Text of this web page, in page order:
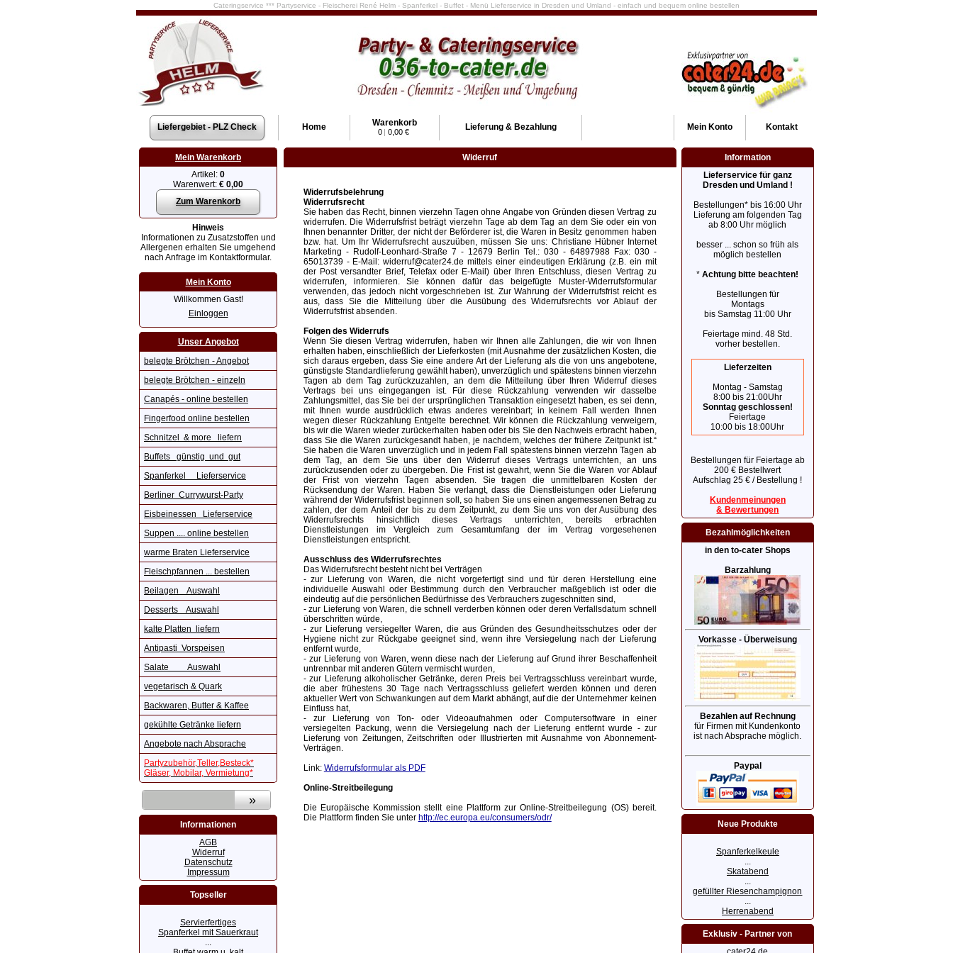
Cateringservice *** Partyservice - Fleischerei René Helm - Spanferkel - Buffet - Menü Lieferservice in Dresden und Umland - einfach und bequem online bestellen
Liefergebiet - PLZ Check Home Warenkorb
0 | 0,00 € Lieferung & Bezahlung Kontakt
Mein Konto
Mein Warenkorb
Artikel: 0
Warenwert: € 0,00
Zum Warenkorb
Hinweis
Informationen zu Zusatzstoffen und
Allergenen erhalten Sie umgehend
nach Anfrage im Kontaktformular.
Mein Konto
Willkommen Gast!
Einloggen
Unser Angebot
belegte Brötchen - Angebot
belegte Brötchen - einzeln
Canapés - online bestellen
Fingerfood online bestellen
Schnitzel & more liefern
Buffets günstig und gut
Spanferkel Lieferservice
Berliner Currywurst-Party
Eisbeinessen Lieferservice
Suppen .... online bestellen
warme Braten Lieferservice
Fleischpfannen ... bestellen
Beilagen Auswahl
Desserts Auswahl
kalte Platten liefern
Antipasti Vorspeisen
Salate Auswahl
vegetarisch & Quark
Backwaren, Butter & Kaffee
gekühlte Getränke liefern
Angebote nach Absprache
Partyzubehör,Teller,Besteck*
Gläser, Mobilar, Vermietung*
Informationen
AGB
Widerruf
Datenschutz
Impressum
Topseller
Servierfertiges
Spanferkel mit Sauerkraut
...
Widerruf
Widerrufsbelehrung
Widerrufsrecht
Sie haben das Recht, binnen vierzehn Tagen ohne Angabe von Gründen diesen Vertrag zu
widerrufen. Die Widerrufsfrist beträgt vierzehn Tage ab dem Tag an dem Sie oder ein von
Ihnen benannter Dritter, der nicht der Beförderer ist, die Waren in Besitz genommen haben
bzw. hat. Um Ihr Widerrufsrecht auszuüben, müssen Sie uns: Christiane Hübner Internet
Marketing - Rudolf-Leonhard-Straße 7 - 12679 Berlin Tel.: 030 - 64897988 Fax: 030 -
65013739 - E-Mail: widerruf@cater24.de mittels einer eindeutigen Erklärung (z.B. ein mit
der Post versandter Brief, Telefax oder E-Mail) über Ihren Entschluss, diesen Vertrag zu
widerrufen, informieren. Sie können dafür das beigefügte Muster-Widerrufsformular
verwenden, das jedoch nicht vorgeschrieben ist. Zur Wahrung der Widerrufsfrist reicht es
aus, dass Sie die Mitteilung über die Ausübung des Widerrufsrechts vor Ablauf der
Widerrufsfrist absenden.
Folgen des Widerrufs
Wenn Sie diesen Vertrag widerrufen, haben wir Ihnen alle Zahlungen, die wir von Ihnen
erhalten haben, einschließlich der Lieferkosten (mit Ausnahme der zusätzlichen Kosten, die
sich daraus ergeben, dass Sie eine andere Art der Lieferung als die von uns angebotene,
günstigste Standardlieferung gewählt haben), unverzüglich und spätestens binnen vierzehn
Tagen ab dem Tag zurückzuzahlen, an dem die Mitteilung über Ihren Widerruf dieses
Vertrags bei uns eingegangen ist. Für diese Rückzahlung verwenden wir dasselbe
Zahlungsmittel, das Sie bei der ursprünglichen Transaktion eingesetzt haben, es sei denn,
mit Ihnen wurde ausdrücklich etwas anderes vereinbart; in keinem Fall werden Ihnen
wegen dieser Rückzahlung Entgelte berechnet. Wir können die Rückzahlung verweigern,
bis wir die Waren wieder zurückerhalten haben oder bis Sie den Nachweis erbracht haben,
dass Sie die Waren zurückgesandt haben, je nachdem, welches der frühere Zeitpunkt ist.“
Sie haben die Waren unverzüglich und in jedem Fall spätestens binnen vierzehn Tagen ab
dem Tag, an dem Sie uns über den Widerruf dieses Vertrags unterrichten, an uns
zurückzusenden oder zu übergeben. Die Frist ist gewahrt, wenn Sie die Waren vor Ablauf
der Frist von vierzehn Tagen absenden. Sie tragen die unmittelbaren Kosten der
Rücksendung der Waren. Haben Sie verlangt, dass die Dienstleistungen oder Lieferung
während der Widerrufsfrist beginnen soll, so haben Sie uns einen angemessenen Betrag zu
zahlen, der dem Anteil der bis zu dem Zeitpunkt, zu dem Sie uns von der Ausübung des
Widerrufsrechts hinsichtlich dieses Vertrags unterrichten, bereits erbrachten
Dienstleistungen im Vergleich zum Gesamtumfang der im Vertrag vorgesehenen
Dienstleistungen entspricht.
Ausschluss des Widerrufsrechtes
Das Widerrufsrecht besteht nicht bei Verträgen
- zur Lieferung von Waren, die nicht vorgefertigt sind und für deren Herstellung eine
individuelle Auswahl oder Bestimmung durch den Verbraucher maßgeblich ist oder die
eindeutig auf die persönlichen Bedürfnisse des Verbrauchers zugeschnitten sind,
- zur Lieferung von Waren, die schnell verderben können oder deren Verfallsdatum schnell
überschritten würde,
- zur Lieferung versiegelter Waren, die aus Gründen des Gesundheitsschutzes oder der
Hygiene nicht zur Rückgabe geeignet sind, wenn ihre Versiegelung nach der Lieferung
entfernt wurde,
- zur Lieferung von Waren, wenn diese nach der Lieferung auf Grund ihrer Beschaffenheit
untrennbar mit anderen Gütern vermischt wurden,
- zur Lieferung alkoholischer Getränke, deren Preis bei Vertragsschluss vereinbart wurde,
die aber frühestens 30 Tage nach Vertragsschluss geliefert werden können und deren
aktueller Wert von Schwankungen auf dem Markt abhängt, auf die der Unternehmer keinen
Einfluss hat,
- zur Lieferung von Ton- oder Videoaufnahmen oder Computersoftware in einer
versiegelten Packung, wenn die Versiegelung nach der Lieferung entfernt wurde - zur
Lieferung von Zeitungen, Zeitschriften oder Illustrierten mit Ausnahme von Abonnement-
Verträgen.
Link: Widerrufsformular als PDF
Online-Streitbeilegung
Die Europäische Kommission stellt eine Plattform zur Online-Streitbeilegung (OS) bereit.
Die Plattform finden Sie unter http://ec.europa.eu/consumers/odr/
Information
Lieferservice für ganz
Dresden und Umland !
Bestellungen* bis 16:00 Uhr
Lieferung am folgenden Tag
ab 8:00 Uhr möglich
besser ... schon so früh als
möglich bestellen
*Achtung bitte beachten!
Bestellungen für
Montags
bis Samstag 11:00 Uhr
Feiertage mind. 48 Std.
vorher bestellen.
Lieferzeiten
Montag - Samstag
8:00 bis 21:00Uhr
Sonntag geschlossen!
Feiertage
10:00 bis 18:00Uhr
Bestellungen für Feiertage ab
200 € Bestellwert
Aufschlag 25 € / Bestellung !
Kundenmeinungen
& Bewertungen
Bezahlmöglichkeiten
in den to-cater Shops
Barzahlung
Vorkasse - Überweisung
Bezahlen auf Rechnung
für Firmen mit Kundenkonto
ist nach Absprache möglich.
Paypal
Neue Produkte
Spanferkelkeule
...
Skatabend
...
gefüllter Riesenchampignon
...
Herrenabend
Exklusiv - Partner von